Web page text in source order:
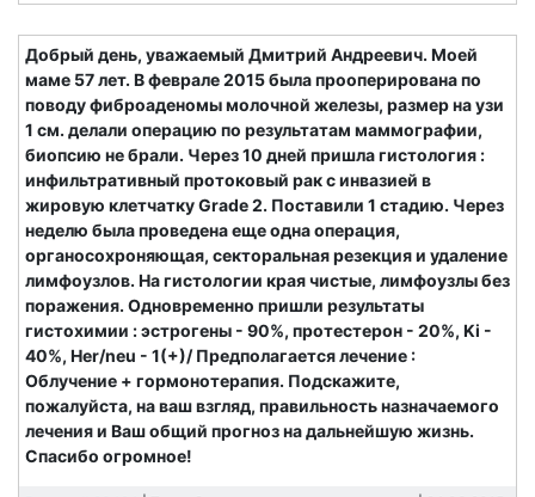
Добрый день, уважаемый Дмитрий Андреевич. Моей
маме 57 лет. В феврале 2015 была прооперирована по
поводу фиброаденомы молочной железы, размер на узи
1 см. делали операцию по результатам маммографии,
биопсию не брали. Через 10 дней пришла гистология :
инфильтративный протоковый рак с инвазией в
жировую клетчатку Grade 2. Поставили 1 стадию. Через
неделю была проведена еще одна операция,
органосохроняющая, секторальная резекция и удаление
лимфоузлов. На гистологии края чистые, лимфоузлы без
поражения. Одновременно пришли результаты
гистохимии : эстрогены - 90%, протестерон - 20%, Ki -
40%, Her/neu - 1(+)/ Предполагается лечение :
Облучение + гормонотерапия. Подскажите,
пожалуйста, на ваш взгляд, правильность назначаемого
лечения и Ваш общий прогноз на дальнейшую жизнь.
Спасибо огромное!